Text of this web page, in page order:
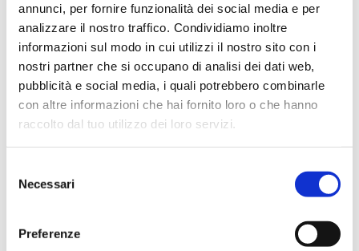
annunci, per fornire funzionalità dei social media e per
analizzare il nostro traffico. Condividiamo inoltre
informazioni sul modo in cui utilizzi il nostro sito con i
nostri partner che si occupano di analisi dei dati web,
pubblicità e social media, i quali potrebbero combinarle
con altre informazioni che hai fornito loro o che hanno
raccolto dal tuo utilizzo dei loro servizi.
delNecessari
Preferenze
Flessibilità a un solo livello o a più
livelli
OctoCore offre congelatori a impatto sia a livello singolo
che a più livelli, per soddisfare le specifiche esigenze
: Ideale per il surgelamento in linea
refrigerazione rapida.